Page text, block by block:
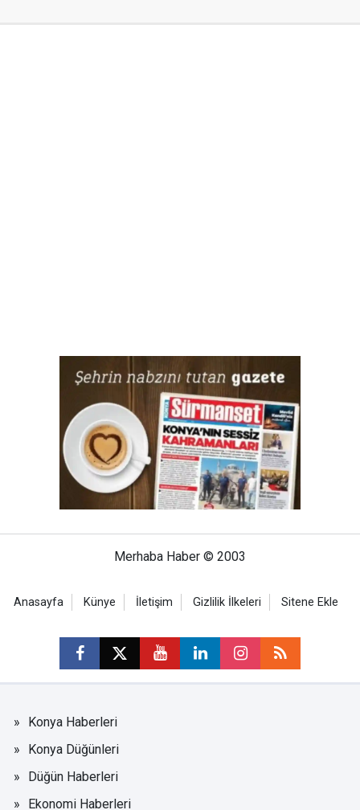
Merhaba Haber © 2003
Anasayfa Künye İletişim Gizlilik İlkeleri Sitene Ekle
Konya Haberleri
Konya Düğünleri
Düğün Haberleri
Ekonomi Haberleri